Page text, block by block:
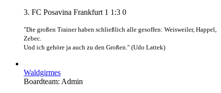
3. FC Posavina Frankfurt 1 1:3 0
"Die großen Trainer haben schließlich alle gesoffen: Weisweiler, Happel,
Zebec.
Und ich gehöre ja auch zu den Großen." (Udo Lattek)
Waldgirmes
Boardteam: Admin